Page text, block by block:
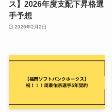
ス】2026年度支配下昇格選
手予想
2026年2月2日